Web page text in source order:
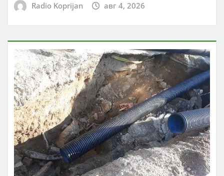
Radio Koprijan авг 4, 2026